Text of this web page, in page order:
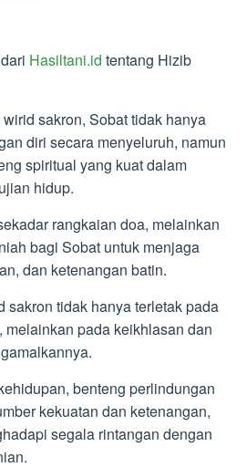
Hasiltani.id tentang Hizib
sakron, Sobat tidak hanya
diri secara menyeluruh, namun
spiritual yang kuat dalam
hidup.
rangkaian doa, melainkan
bagi Sobat untuk menjaga
dan ketenangan batin.
sakron tidak hanya terletak pada
melainkan pada keikhlasan dan
benteng perlindungan
kekuatan dan ketenangan,
segala rintangan dengan